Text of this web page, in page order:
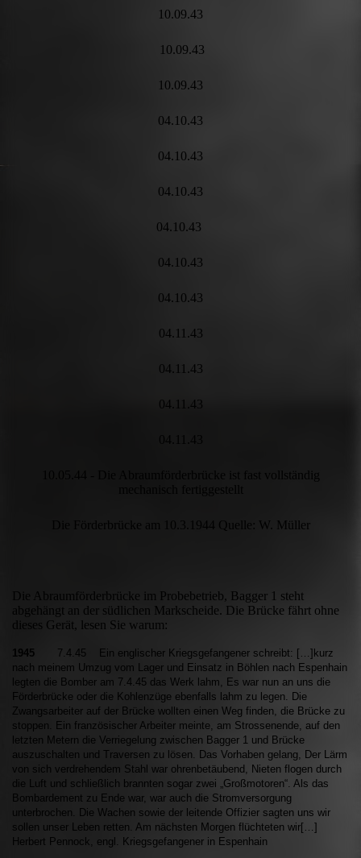
10.09.43
10.09.43
10.09.43
04.10.43
04.10.43
04.10.43
04.10.43
04.10.43
04.10.43
04.11.43
04.11.43
04.11.43
10.05.44 - Die Abraumförderbrücke ist fast vollständig
Die Förderbrücke am 10.3.1944 Quelle: W. Müller
Die Abraumförderbrücke im Probebetrieb, Bagger 1 steht
abgehängt an der südlichen Markscheide. Die Brücke fährt ohne
dieses Gerät, lesen Sie warum:
1945 7.4.45 Ein englischer Kriegsgefangener schreibt: […]kurz
nach meinem Umzug vom Lager und Einsatz in Böhlen nach Espenhain
legten die Bomber am 7.4.45 das Werk lahm, Es war nun an uns die
Förderbrücke oder die Kohlenzüge ebenfalls lahm zu legen. Die
Zwangsarbeiter auf der Brücke wollten einen Weg finden, die Brücke zu
stoppen. Ein französischer Arbeiter meinte, am Strossenende, auf den
letzten Metern die Verriegelung zwischen Bagger 1 und Brücke
auszuschalten und Traversen zu lösen. Das Vorhaben gelang, Der Lärm
von sich verdrehendem Stahl war ohrenbetäubend, Nieten flogen durch
die Luft und schließlich brannten sogar zwei „Großmotoren“. Als das
Bombardement zu Ende war, war auch die Stromversorgung
unterbrochen. Die Wachen sowie der leitende Offizier sagten uns wir
sollen unser Leben retten. Am nächsten Morgen flüchteten wir[…]
Herbert Pennock, engl. Kriegsgefangener in Espenhain